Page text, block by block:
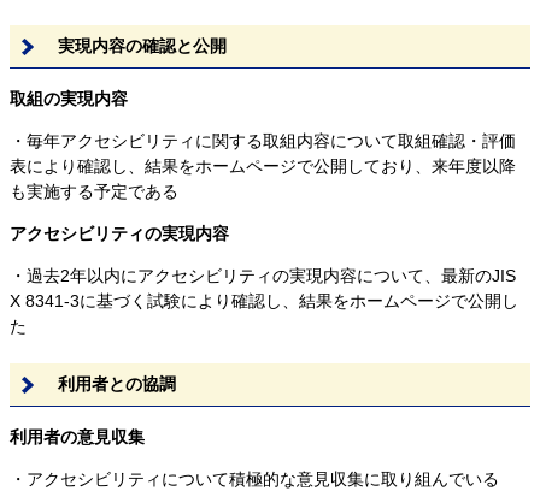
実現内容の確認と公開
取組の実現内容
・毎年アクセシビリティに関する取組内容について取組確認・評価
表により確認し、結果をホームページで公開しており、来年度以降
も実施する予定である
アクセシビリティの実現内容
・過去2年以内にアクセシビリティの実現内容について、最新のJIS
X 8341-3に基づく試験により確認し、結果をホームページで公開し
た
利用者との協調
利用者の意見収集
・アクセシビリティについて積極的な意見収集に取り組んでいる